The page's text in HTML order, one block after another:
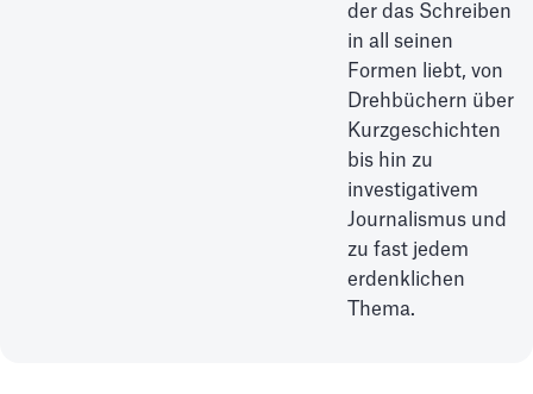
der das Schreiben
in all seinen
Formen liebt, von
Drehbüchern über
Kurzgeschichten
bis hin zu
investigativem
Journalismus und
zu fast jedem
erdenklichen
Thema.